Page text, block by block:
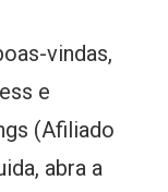
vindas,
e
(Afiliado
abra a